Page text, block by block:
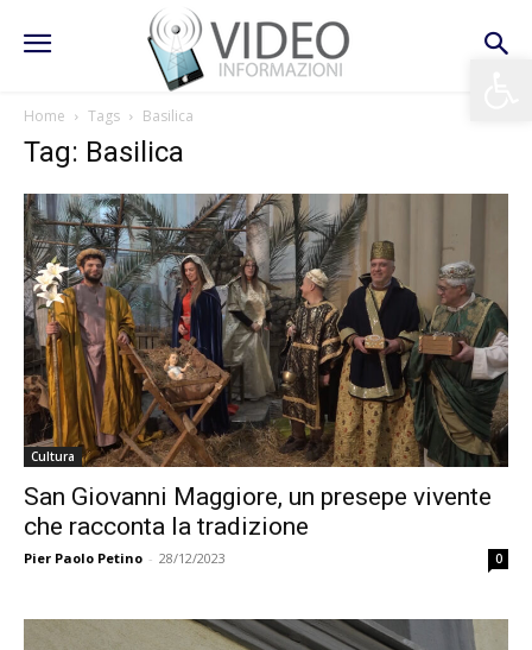
Home Tags Basilica
Tag: Basilica
Cultura
San Giovanni Maggiore, un presepe vivente
che racconta la tradizione
Pier Paolo Petino - 28/12/2023 0